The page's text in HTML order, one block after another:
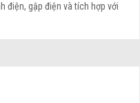
điện, gập điện và tích hợp với